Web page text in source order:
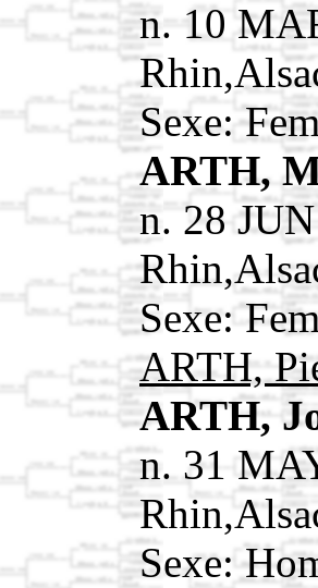
n. 10
Sexe:
ARTH,
n. 28
Sexe:
ARTH,
ARTH,
n. 31
Sexe: